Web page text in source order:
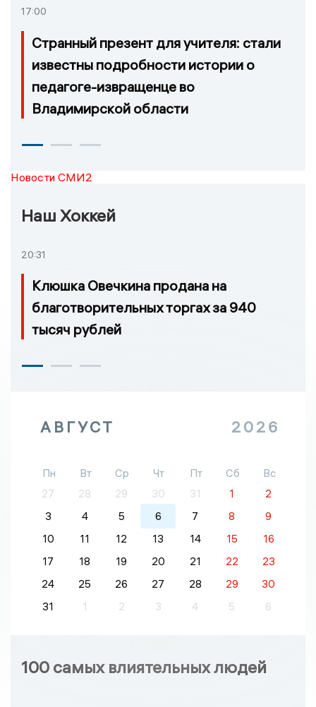
17:00
Странный презент для учителя: стали
известны подробности истории о
педагоге-извращенце во
Владимирской области
Новости СМИ2
Наш Хоккей
20:31
Клюшка Овечкина продана на
благотворительных торгах за 940
тысяч рублей
АВГУСТ 2026
Пн Вт Ср Чт Пт Сб
Вс
27
28 29 30 31 1
2
3
4 5 6 7 8
9
10
11 12 13 14 15
16
17
18 19 20 21 22
23
24
25 26 27 28 29
30
31
1 2 3 4 5 6
100 самых влиятельных людей